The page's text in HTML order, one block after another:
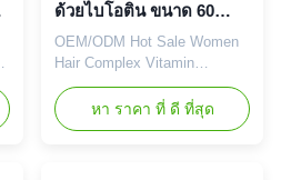
ด้วยไบโอติน ขนาด 60
แคปซูลต่อขวด และอายุ
การใช้งาน 24 เดือน
OEM/ODM Hot Sale Women
Hair Complex Vitamin
Supplement Support Thicker
Hair Growth Counteract Hair
Loss Product Overview
หา ราคา ที่ ดี ที่สุด